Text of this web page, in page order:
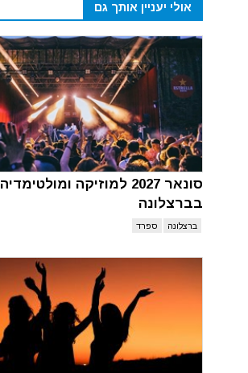
אולי יעניין אותך גם
סונאר 2027 למוזיקה ומולטימדיה
בברצלונה
ברצלונה ספרד